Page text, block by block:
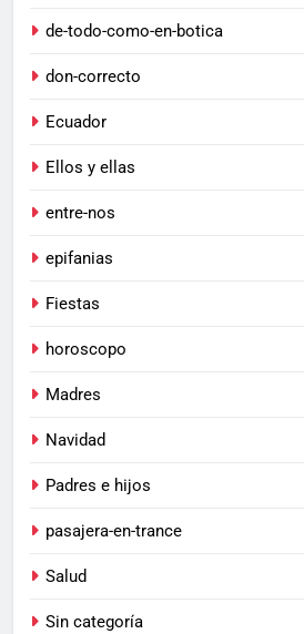
de-todo-como-en-botica
don-correcto
Ecuador
Ellos y ellas
entre-nos
epifanias
Fiestas
horoscopo
Madres
Navidad
Padres e hijos
pasajera-en-trance
Salud
Sin categoría